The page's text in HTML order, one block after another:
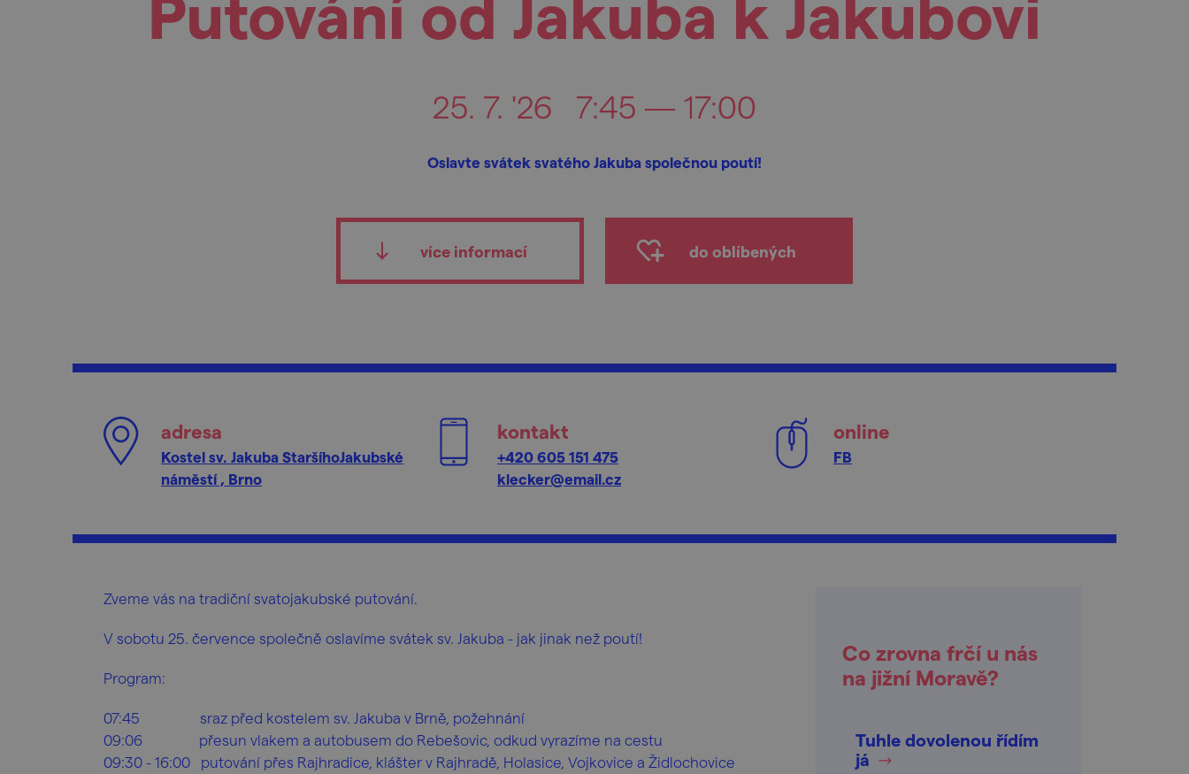
25. 7. '26 7:45 — 17:00
Oslavte svátek svatého Jakuba společnou poutí!
více informací do oblíbených
adresa
Kostel sv. Jakuba StaršíhoJakubské
náměstí , Brno
kontakt
+420 605 151 475
klecker@email.cz
online
FB
Zveme vás na tradiční svatojakubské putování.
V sobotu 25. července společně oslavíme svátek sv. Jakuba - jak jinak než poutí!
Program:
07:45 sraz před kostelem sv. Jakuba v Brně, požehnání
09:06 přesun vlakem a autobusem do Rebešovic, odkud vyrazíme na cestu
09:30 - 16:00 putování přes Rajhradice, klášter v Rajhradě, Holasice, Vojkovice a Židlochovice
Co zrovna frčí u nás
na jižní Moravě?
Tuhle dovolenou řídím
já